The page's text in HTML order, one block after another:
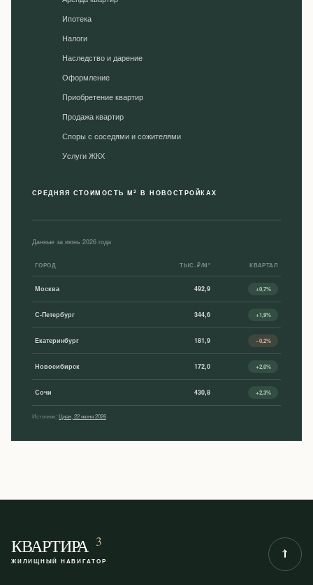
Ипотека
Налоги
Наследство и дарение
Оформление
Приобретение квартир
Продажа квартир
Споры с соседями и сожителями
Уcлуги ЖКХ
СРЕДНЯЯ СТОИМОСТЬ М2 В НОВОСТРОЙКАХ
Данные за июнь 2026 года
ГОРОД ТЫС. ₽/М² КВАРТАЛ
Москва 492,9 +0,7%
С-Петербург 344,6 +1,9%
Екатеринбург 181,9 −0,2%
Новосибирск 172,0 +2,0%
Сочи 430,8 +2,3%
Источник:Циан, 22 июня 2026
КВАРТИРА 3
ЖИЛИЩНЫЙ НАВИГАТОР